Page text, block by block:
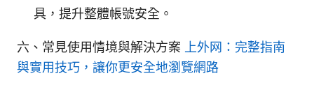
具，提升整體帳號安全。
六、常見使用情境與解決方案
上外网：完整指南
與實用技巧，讓你更安全地瀏覽網路